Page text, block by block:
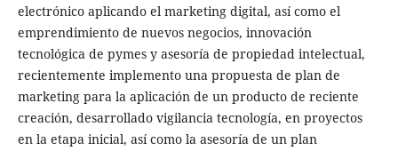
electrónico aplicando el marketing digital, así como el
emprendimiento de nuevos negocios, innovación
tecnológica de pymes y asesoría de propiedad intelectual,
recientemente implemento una propuesta de plan de
marketing para la aplicación de un producto de reciente
creación, desarrollado vigilancia tecnología, en proyectos
en la etapa inicial, así como la asesoría de un plan